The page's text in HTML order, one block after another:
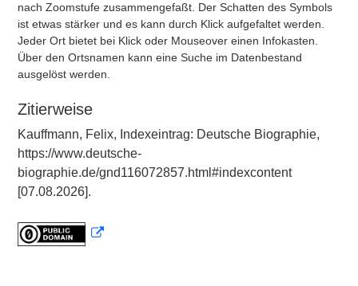
nach Zoomstufe zusammengefaßt. Der Schatten des Symbols
ist etwas stärker und es kann durch Klick aufgefaltet werden.
Jeder Ort bietet bei Klick oder Mouseover einen Infokasten.
Über den Ortsnamen kann eine Suche im Datenbestand
ausgelöst werden.
Zitierweise
Kauffmann, Felix, Indexeintrag: Deutsche Biographie,
https://www.deutsche-
biographie.de/gnd116072857.html#indexcontent
[07.08.2026].